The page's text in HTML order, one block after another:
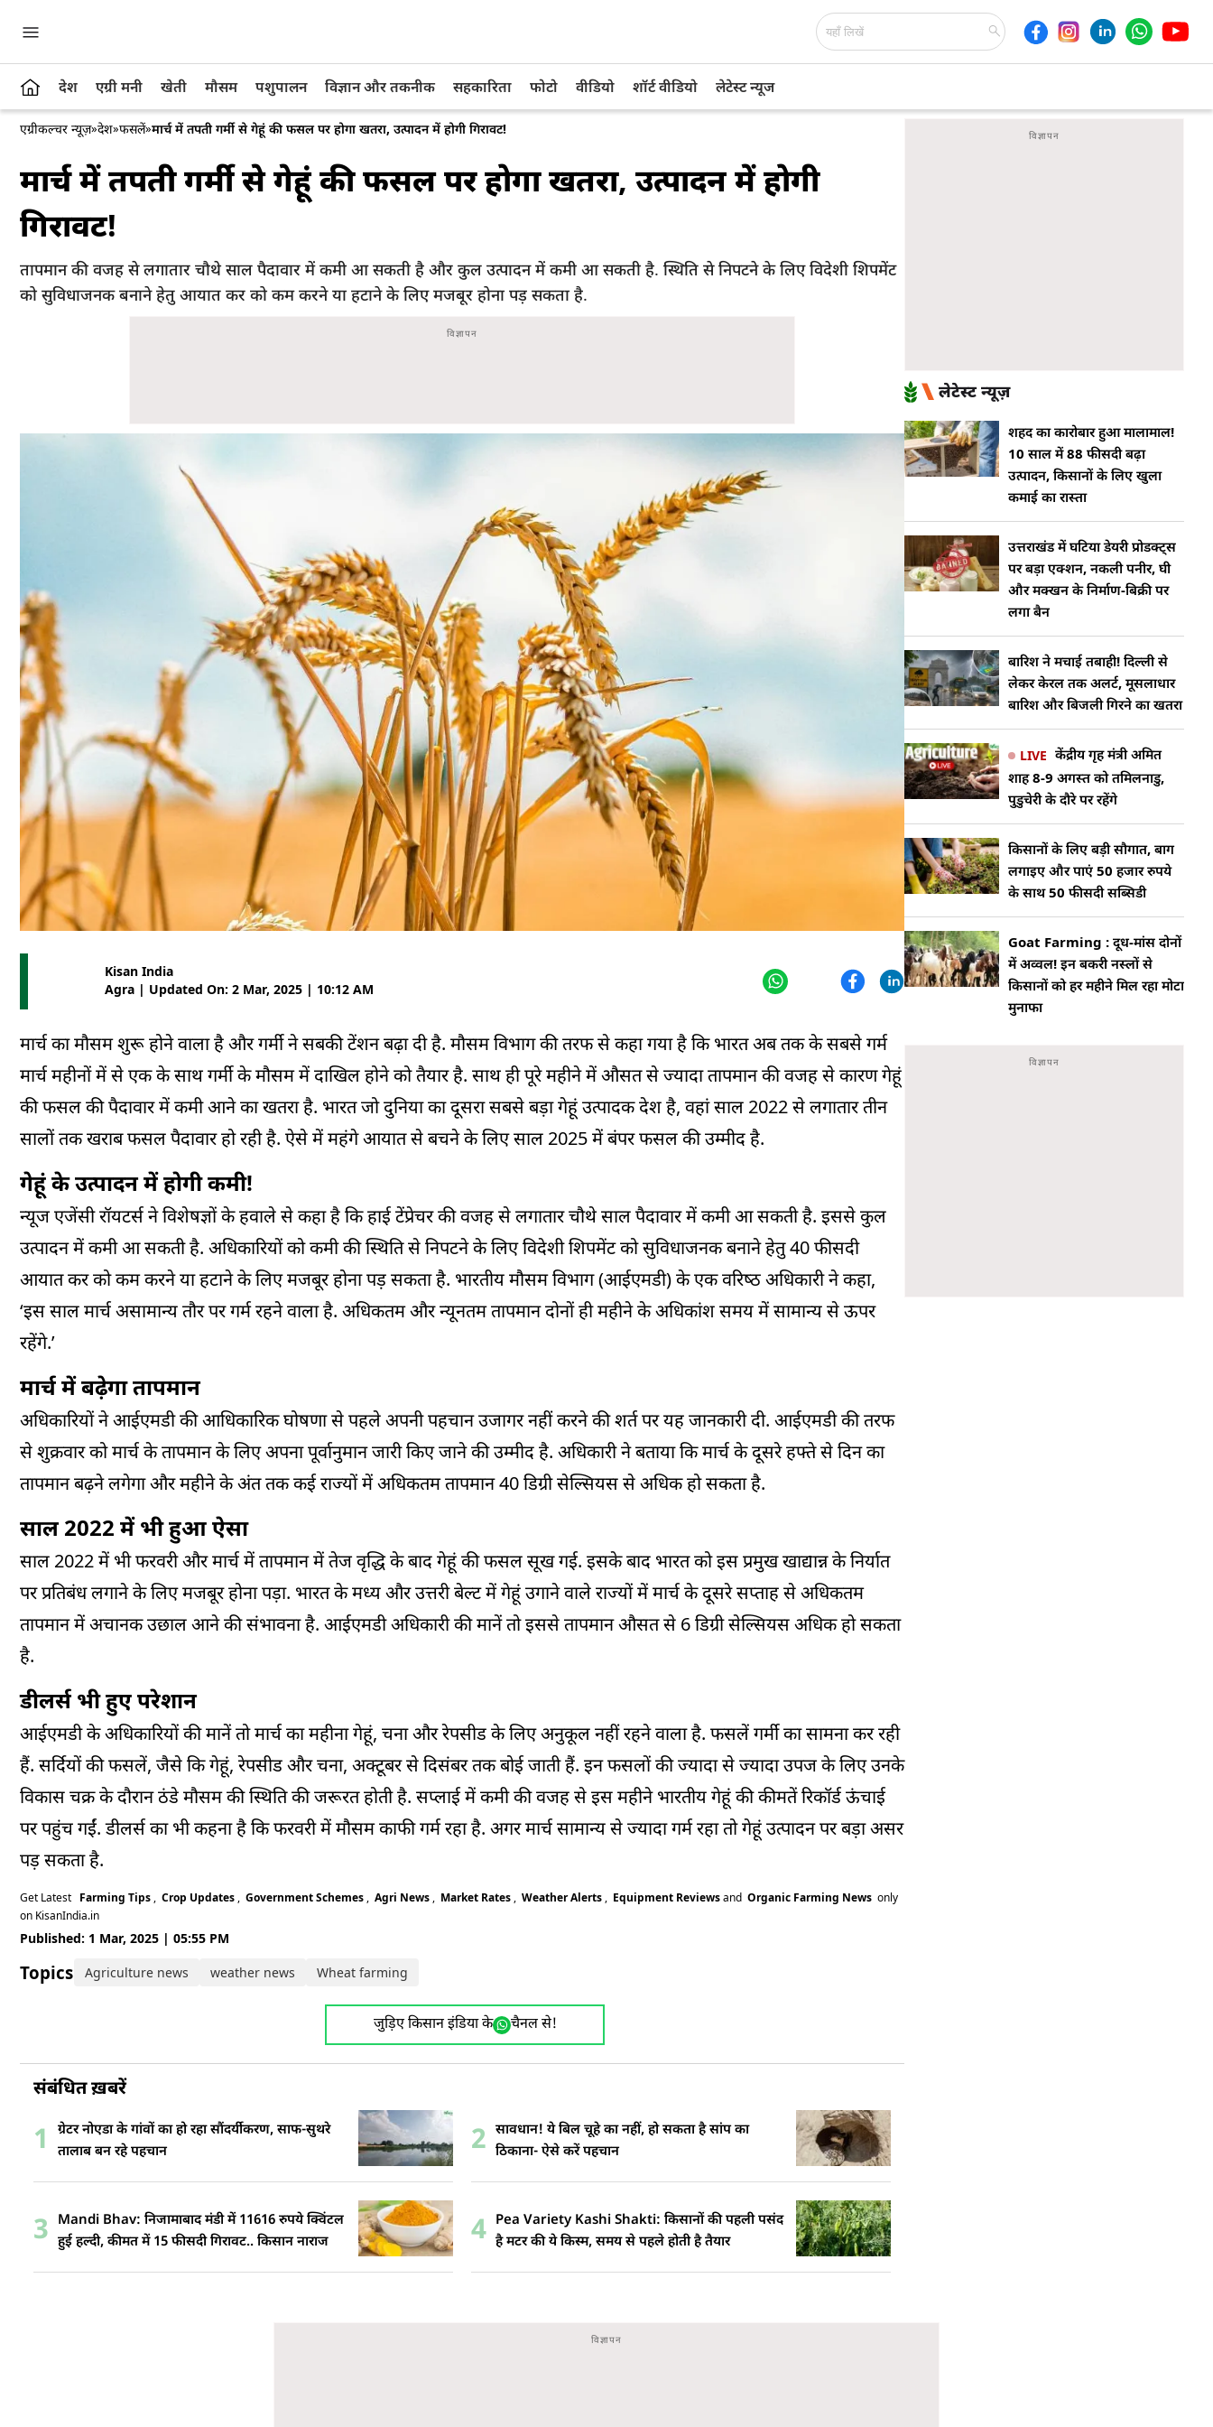
देश एग्री मनी खेती मौसम पशुपालन विज्ञान और तकनीक सहकारिता फोटो वीडियो शॉर्ट वीडियो लेटेस्ट न्यूज
एग्रीकल्चर न्यूज़»देश»फसलें»मार्च में तपती गर्मी से गेहूं की फसल पर होगा खतरा, उत्‍पादन में होगी गिरावट!
मार्च में तपती गर्मी से गेहूं की फसल पर होगा खतरा, उत्‍पादन में होगी
गिरावट!
तापमान की वजह से लगातार चौथे साल पैदावार में कमी आ सकती है और कुल उत्पादन में कमी आ सकती है. स्थिति से निपटने के लिए विदेशी शिपमेंट
को सुविधाजनक बनाने हेतु आयात कर को कम करने या हटाने के लिए मजबूर होना पड़ सकता है.
Kisan India
Agra | Updated On: 2 Mar, 2025 | 10:12 AM
मार्च का मौसम शुरू होने वाला है और गर्मी ने सबकी टेंशन बढ़ा दी है. मौसम विभाग की तरफ से कहा गया है कि भारत अब तक के सबसे गर्म
मार्च महीनों में से एक के साथ गर्मी के मौसम में दाखिल होने को तैयार है. साथ ही पूरे महीने में औसत से ज्‍यादा तापमान की वजह से कारण गेहूं
की फसल की पैदावार में कमी आने का खतरा है. भारत जो दुनिया का दूसरा सबसे बड़ा गेहूं उत्पादक देश है, वहां साल 2022 से लगातार तीन
सालों तक खराब फसल पैदावार हो रही है. ऐसे में महंगे आयात से बचने के लिए साल 2025 में बंपर फसल की उम्मीद है.
गेहूं के उत्‍पादन में होगी कमी!
न्‍यूज एजेंसी रॉयटर्स ने विशेषज्ञों के हवाले से कहा है कि हाई टेंप्रेचर की वजह से लगातार चौथे साल पैदावार में कमी आ सकती है. इससे कुल
उत्पादन में कमी आ सकती है. अधिकारियों को कमी की स्थिति से निपटने के लिए विदेशी शिपमेंट को सुविधाजनक बनाने हेतु 40 फीसदी
आयात कर को कम करने या हटाने के लिए मजबूर होना पड़ सकता है. भारतीय मौसम विभाग (आईएमडी) के एक वरिष्‍ठ अधिकारी ने कहा,
‘इस साल मार्च असामान्य तौर पर गर्म रहने वाला है. अधिकतम और न्यूनतम तापमान दोनों ही महीने के अधिकांश समय में सामान्य से ऊपर
रहेंगे.’
मार्च में बढ़ेगा तापमान
अधिकारियों ने आईएमडी की आधिकारिक घोषणा से पहले अपनी पहचान उजागर नहीं करने की शर्त पर यह जानकारी दी. आईएमडी की तरफ
से शुक्रवार को मार्च के तापमान के लिए अपना पूर्वानुमान जारी किए जाने की उम्मीद है. अधिकारी ने बताया कि मार्च के दूसरे हफ्ते से दिन का
तापमान बढ़ने लगेगा और महीने के अंत तक कई राज्यों में अधिकतम तापमान 40 डिग्री सेल्सियस से अधिक हो सकता है.
साल 2022 में भी हुआ ऐसा
साल 2022 में भी फरवरी और मार्च में तापमान में तेज वृद्धि के बाद गेहूं की फसल सूख गई. इसके बाद भारत को इस प्रमुख खाद्यान्न के निर्यात
पर प्रतिबंध लगाने के लिए मजबूर होना पड़ा. भारत के मध्य और उत्तरी बेल्ट में गेहूं उगाने वाले राज्यों में मार्च के दूसरे सप्ताह से अधिकतम
तापमान में अचानक उछाल आने की संभावना है. आईएमडी अधिकारी की मानें तो इससे तापमान औसत से 6 डिग्री सेल्सियस अधिक हो सकता
है.
डीलर्स भी हुए परेशान
आईएमडी के अधिकारियों की मानें तो मार्च का महीना गेहूं, चना और रेपसीड के लिए अनुकूल नहीं रहने वाला है. फसलें गर्मी का सामना कर रही
हैं. सर्दियों की फसलें, जैसे कि गेहूं, रेपसीड और चना, अक्टूबर से दिसंबर तक बोई जाती हैं. इन फसलों की ज्‍यादा से ज्‍यादा उपज के लिए उनके
विकास चक्र के दौरान ठंडे मौसम की स्थिति की जरूरत होती है. सप्‍लाई में कमी की वजह से इस महीने भारतीय गेहूं की कीमतें रिकॉर्ड ऊंचाई
पर पहुंच गईं. डीलर्स का भी कहना है कि फरवरी में मौसम काफी गर्म रहा है. अगर मार्च सामान्य से ज्‍यादा गर्म रहा तो गेहूं उत्पादन पर बड़ा असर
पड़ सकता है.
Get Latest Farming Tips , Crop Updates , Government Schemes , Agri News , Market Rates , Weather Alerts , Equipment Reviewsand Organic Farming News only
on KisanIndia.in
Published: 1 Mar, 2025 | 05:55 PM
Topics: Agriculture news weather news Wheat farming
जुड़िए किसान इंडिया के चैनल से!
संबंधित ख़बरें
1
ग्रेटर नोएडा के गांवों का हो रहा सौंदर्यीकरण, साफ-सुथरे
तालाब बन रहे पहचान
2 सावधान! ये बिल चूहे का नहीं, हो सकता है सांप का
ठिकाना- ऐसे करें पहचान
3
Mandi Bhav: निजामाबाद मंडी में 11616 रुपये क्विंटल
हुई हल्दी, कीमत में 15 फीसदी गिरावट.. किसान नाराज
4 Pea Variety Kashi Shakti: किसानों की पहली पसंद
है मटर की ये किस्म, समय से पहले होती है तैयार
लेटेस्ट न्यूज़
शहद का कारोबार हुआ मालामाल!
10 साल में 88 फीसदी बढ़ा
उत्पादन, किसानों के लिए खुला
कमाई का रास्ता
उत्तराखंड में घटिया डेयरी प्रोडक्ट्स
पर बड़ा एक्शन, नकली पनीर, घी
और मक्खन के निर्माण-बिक्री पर
लगा बैन
बारिश ने मचाई तबाही! दिल्ली से
लेकर केरल तक अलर्ट, मूसलाधार
बारिश और बिजली गिरने का खतरा
LIVE केंद्रीय गृह मंत्री अमित
शाह 8-9 अगस्त को तमिलनाडु,
पुडुचेरी के दौरे पर रहेंगे
किसानों के लिए बड़ी सौगात, बाग
लगाइए और पाएं 50 हजार रुपये
के साथ 50 फीसदी सब्सिडी
Goat Farming : दूध-मांस दोनों
में अव्वल! इन बकरी नस्लों से
किसानों को हर महीने मिल रहा मोटा
मुनाफा